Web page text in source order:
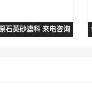
石英砂滤料 来电咨询